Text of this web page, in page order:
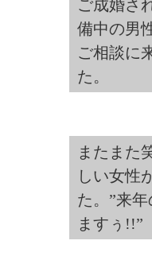
ご成婚さ
備中の男
ご相談に
た。
またまた
しい女性
た。”来
ますぅ!!”